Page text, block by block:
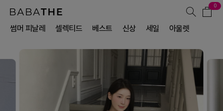
0
썸머 피날레 셀렉티드 베스트 신상 세일 아울렛